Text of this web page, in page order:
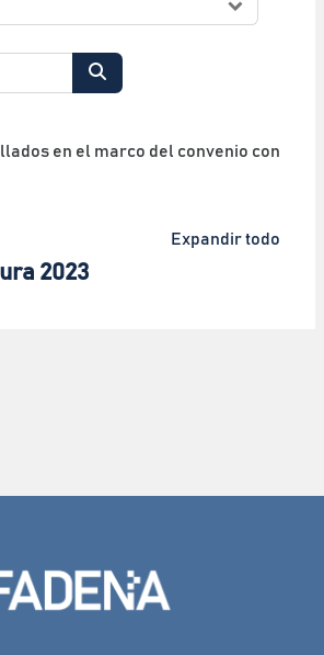
Buscar cursos
en el marco del convenio con
Expandir todo
2023